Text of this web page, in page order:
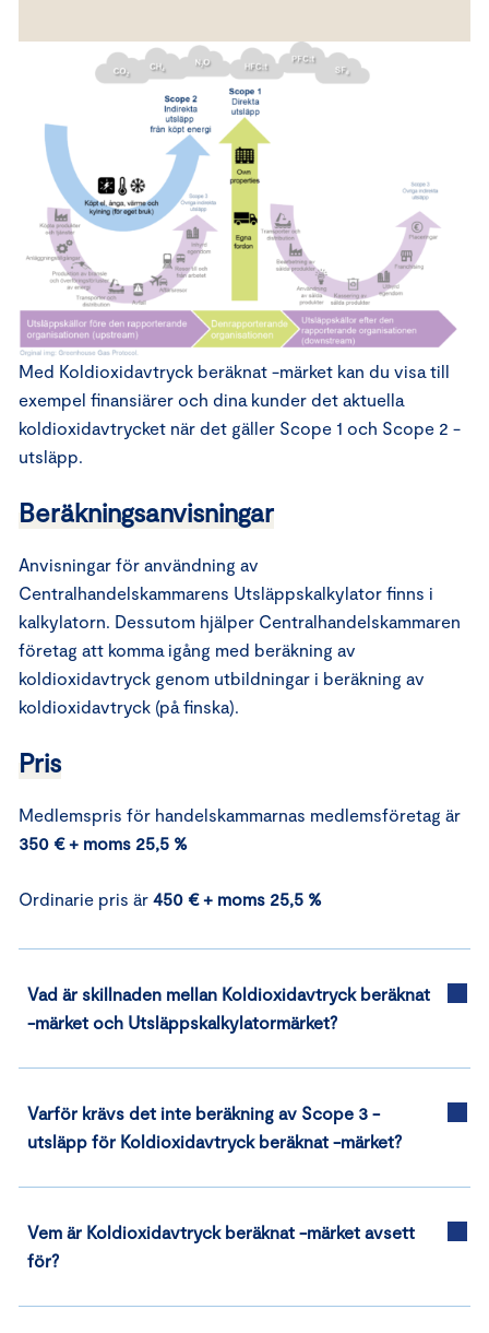
Med Koldioxidavtryck beräknat -märket kan du visa till
exempel finansiärer och dina kunder det aktuella
koldioxidavtrycket när det gäller Scope 1 och Scope 2 -
utsläpp.
Beräkningsanvisningar
Anvisningar för användning av
Centralhandelskammarens Utsläppskalkylator finns i
kalkylatorn. Dessutom hjälper Centralhandelskammaren
företag att komma igång med beräkning av
koldioxidavtryck genom utbildningar i beräkning av
koldioxidavtryck (på finska).
Pris
Medlemspris för handelskammarnas medlemsföretag är
350 € + moms 25,5 %
Ordinarie pris är 450 € + moms 25,5 %
Vad är skillnaden mellan Koldioxidavtryck beräknat
-märket och Utsläppskalkylatormärket?
Varför krävs det inte beräkning av Scope 3 -
utsläpp för Koldioxidavtryck beräknat -märket?
Vem är Koldioxidavtryck beräknat -märket avsett
för?